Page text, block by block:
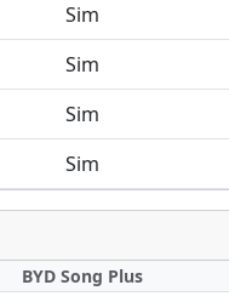
Sim
Sim
Sim
Sim
BYD Song Plus